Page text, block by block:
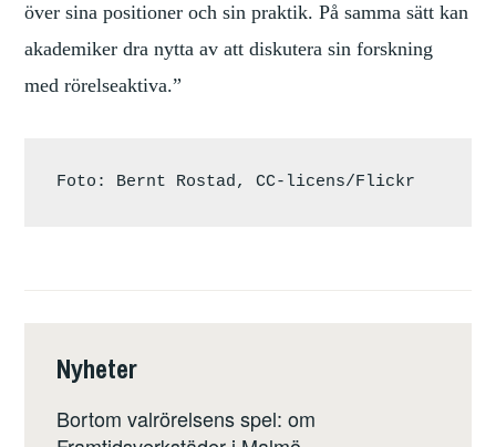
över sina positioner och sin praktik. På samma sätt kan
akademiker dra nytta av att diskutera sin forskning
med rörelseaktiva.”
Foto: Bernt Rostad, CC-licens/Flickr
Nyheter
Bortom valrörelsens spel: om